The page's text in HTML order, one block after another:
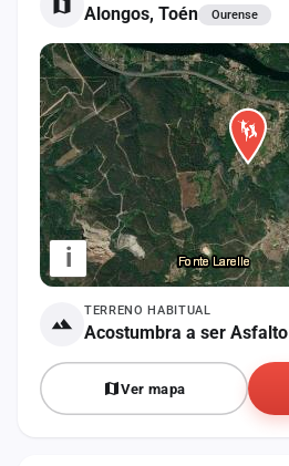
Alongos, Toén Ourense
i
TERRENO HABITUAL
Acostumbra a ser Asfalto
Ver mapa